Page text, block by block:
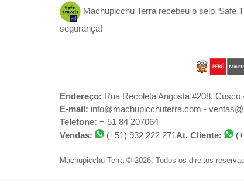
Machupicchu Terra recebeu o selo
segurança!
Endereço: Rua Recoleta Angosta #208, Cusco
E-mail: info@machupicchuterra.com -
Telefone: + 51 84 207064
Vendas:
(+51) 932 222 271 At. Cliente:
Machupicchu Terra © 2026, Todos os direitos